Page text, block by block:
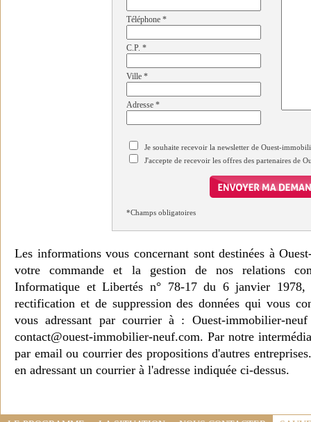
Téléphone *
C.P. *
Ville *
Adresse *
Je souhaite recevoir la newsletter de Ouest-
J'accepte de recevoir les offres des partenaires de
*Champs obligatoires
Les informations vous concernant sont destinées à
votre commande et la gestion de nos relations
Informatique et Libertés n° 78-17 du 6 janvier 1978,
rectification et de suppression des données qui vous
vous adressant par courrier à : Ouest-immobilier-
contact@ouest-immobilier-neuf.com. Par notre
par email ou courrier des propositions d'autres
en adressant un courrier à l'adresse indiquée ci-dessus.